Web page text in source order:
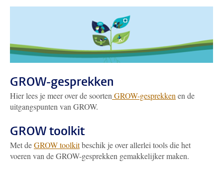
GROW-gesprekken
Hier lees je meer over de soorten GROW-gesprekken en de
uitgangspunten van GROW.
GROW toolkit
Met deGROW toolkitbeschik je over allerlei tools die het
voeren van de GROW-gesprekken gemakkelijker maken.